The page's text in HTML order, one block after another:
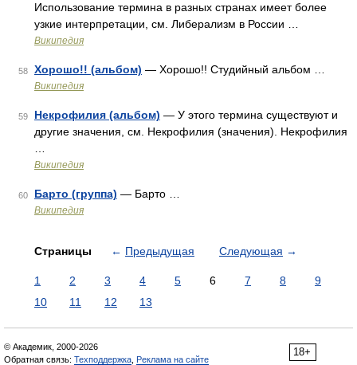
Использование термина в разных странах имеет более
узкие интерпретации, см. Либерализм в России …
Википедия
58 Хорошо!! (альбом) — Хорошо!! Студийный альбом …
Википедия
59 Некрофилия (альбом) — У этого термина существуют и
другие значения, см. Некрофилия (значения). Некрофилия
Википедия
60 Барто (группа) — Барто …
Википедия
Страницы ← Предыдущая Следующая →
1 2 3 4 5 6 7 8
9
10
11 12 13
18+
© Академик, 2000-2026
Обратная связь: Техподдержка Реклама на сайте